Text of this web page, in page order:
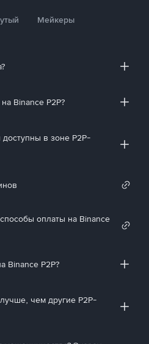
Мейкеры
Binance P2P?
в зоне P2P-
оплаты на Binance
Binance P2P?
чем другие P2P-